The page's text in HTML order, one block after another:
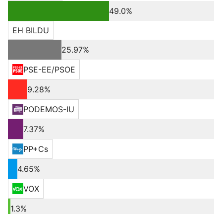
49.0%
EH BILDU
25.97%
PSE-EE/PSOE
9.28%
PODEMOS-IU
7.37%
PP+Cs
4.65%
VOX
1.3%